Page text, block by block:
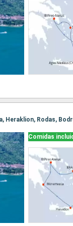
Heraklion, Rodas,
Comidas